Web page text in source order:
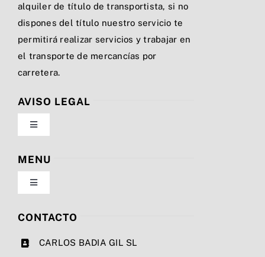
alquiler de título de transportista, si no
dispones del título nuestro servicio te
permitirá realizar servicios y trabajar en
el transporte de mercancías por
carretera.
AVISO LEGAL
Toggle
Navigation
Política de privacidad
Condiciones de uso
MENU
Toggle
Navigation
Nosotros
CONTACTO
CARLOS BADIA GIL SL